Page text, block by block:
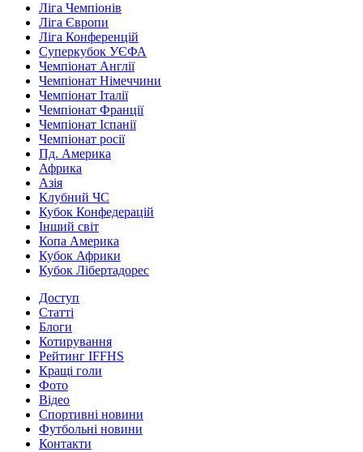
Ліга Чемпіонів
Ліга Європи
Ліга Конференцій
Суперкубок УЄФА
Чемпіонат Англії
Чемпіонат Німеччини
Чемпіонат Італії
Чемпіонат Франції
Чемпіонат Іспанії
Чемпіонат росії
Пд. Америка
Африка
Азія
Клубний ЧС
Кубок Конфедерацій
Інший світ
Копа Америка
Кубок Африки
Кубок Лібертадорес
Доступ
Статті
Блоги
Котирування
Рейтинг IFFHS
Кращі голи
Фото
Відео
Спортивні новини
Футбольні новини
Контакти